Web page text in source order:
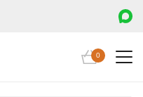
0